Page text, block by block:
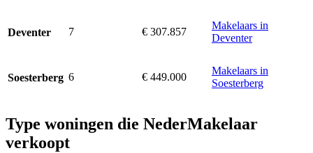
Deventer 7 € 307.857
Makelaars in
Deventer
Soesterberg 6 € 449.000
Makelaars in
Soesterberg
Type woningen die NederMakelaar
verkoopt